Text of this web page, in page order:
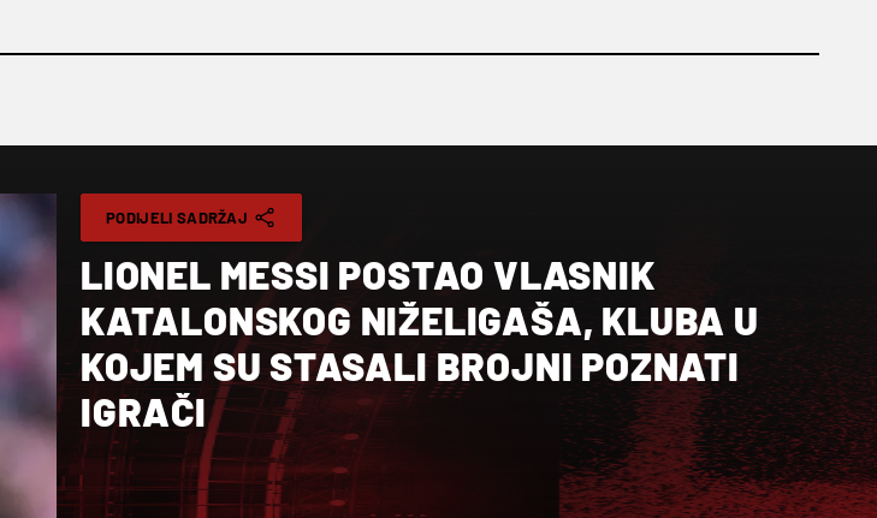
PODIJELI SADRŽAJ
LIONEL MESSI POSTAO VLASNIK
KATALONSKOG NIŽELIGAŠA, KLUBA U
KOJEM SU STASALI BROJNI POZNATI
IGRAČI